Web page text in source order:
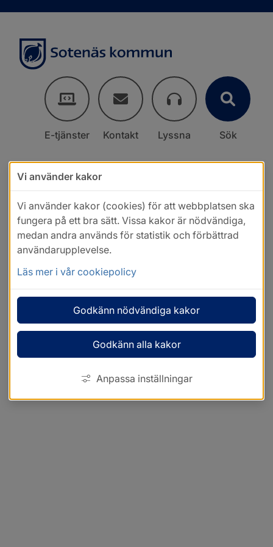
E-tjänster Kontakt Lyssna Sök
Vi använder kakor
Vi använder kakor (cookies) för att webbplatsen ska
fungera på ett bra sätt. Vissa kakor är nödvändiga,
medan andra används för statistik och förbättrad
användarupplevelse.
Läs mer i vår cookiepolicy
Godkänn nödvändiga kakor
Godkänn alla kakor
Anpassa inställningar